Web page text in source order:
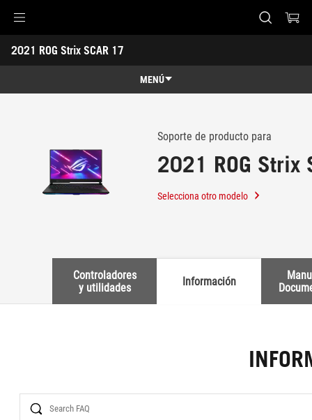
Accessibility links
Saltar al contenido
Ayuda de accesibilidad
Saltar al menú
ASUS Footer
2021 ROG Strix SCAR 17
-
MENÚ
Galería
Soporte de producto para
2021 ROG Strix
Selecciona otro modelo
Controladores
y utilidades
Información
Search